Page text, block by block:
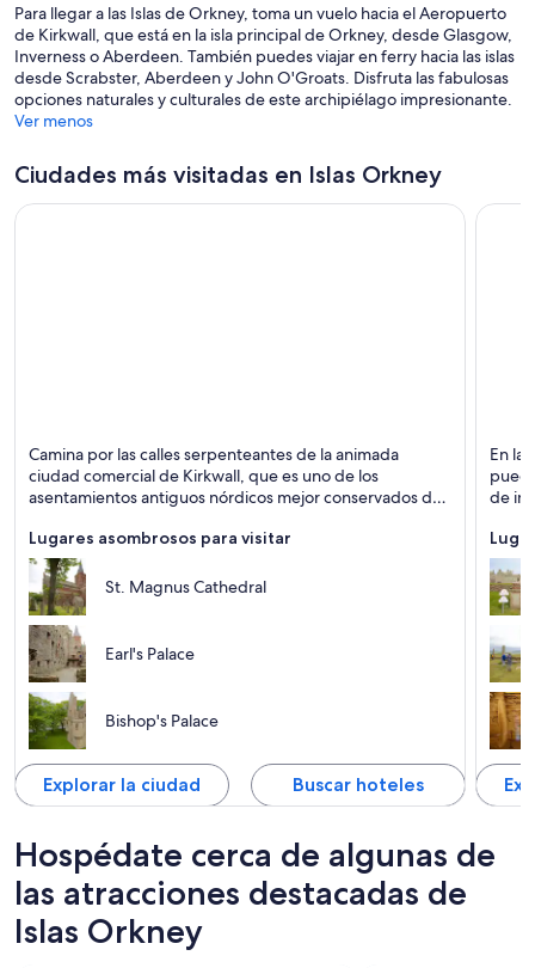
n
a
u
n
a
n
u
a
a
b
r
e
e
n
a
Para llegar a las Islas de Orkney, toma un vuelo hacia el Aeropuerto
de Kirkwall, que está en la isla principal de Orkney, desde Glasgow,
Inverness o Aberdeen. También puedes viajar en ferry hacia las islas
desde Scrabster, Aberdeen y John O'Groats. Disfruta las fabulosas
opciones naturales y culturales de este archipiélago impresionante.
Ver menos
Ciudades más visitadas en Islas Orkney
Puertos, Catedrales y Histórico
Camina por las calles serpenteantes de la animada
ciudad comercial de Kirkwall, que es uno de los
asentamientos antiguos nórdicos mejor conservados de
Lugares asombrosos para visitar
St. Magnus Cathedral
Earl's Palace
Bishop's Palace
Explorar la ciudad Buscar hoteles
En
de
Hospédate cerca de algunas de
las atracciones destacadas de
Islas Orkney